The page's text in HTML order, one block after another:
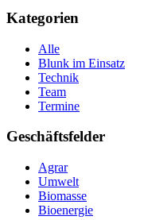
Kategorien
Alle
Blunk im Einsatz
Technik
Team
Termine
Geschäftsfelder
Agrar
Umwelt
Biomasse
Bioenergie